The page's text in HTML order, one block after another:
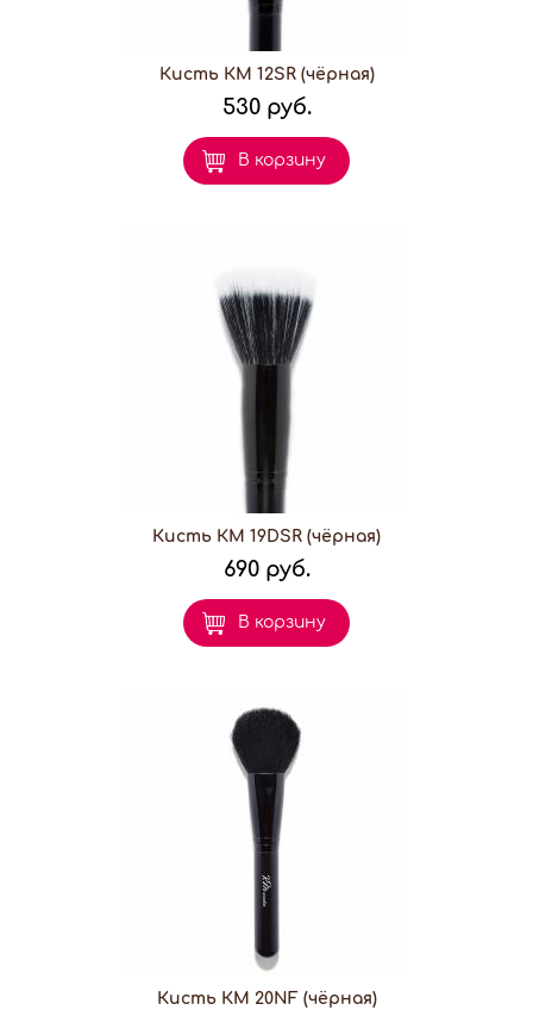
Кисть КМ 12SR (чёрная)
530 руб.
В корзину
Кисть КМ 19DSR (чёрная)
690 руб.
В корзину
Кисть КМ 20NF (чёрная)